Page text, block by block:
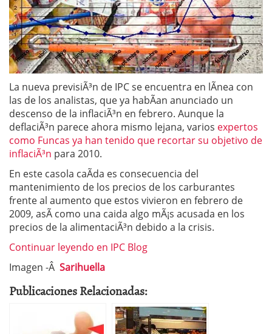
La nueva previsiÃ³n de IPC se encuentra en lÃ­nea con
las de los analistas, que ya habÃ­an anunciado un
descenso de la inflaciÃ³n en febrero. Aunque la
deflaciÃ³n parece ahora mismo lejana, varios expertos
como Funcas ya han tenido que recortar su objetivo de
inflaciÃ³n para 2010.
En este casola caÃ­da es consecuencia del
mantenimiento de los precios de los carburantes
frente al aumento que estos vivieron en febrero de
2009, asÃ­ como una caida algo mÃ¡s acusada en los
precios de la alimentaciÃ³n debido a la crisis.
Continuar leyendo en IPC Blog
Imagen -Â Sarihuella
Publicaciones Relacionadas: